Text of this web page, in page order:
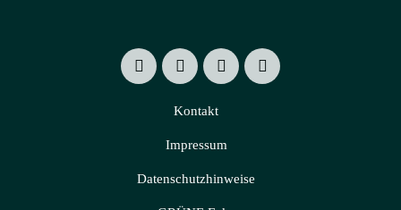
Kontakt
Impressum
Datenschutzhinweise